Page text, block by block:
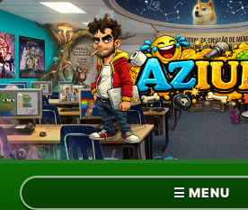
☰ MENU